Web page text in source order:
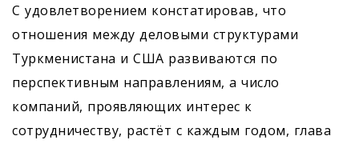
С удовлетворением констатировав, что
отношения между деловыми структурами
Туркменистана и США развиваются по
перспективным направлениям, а число
компаний, проявляющих интерес к
сотрудничеству, растёт с каждым годом, глава